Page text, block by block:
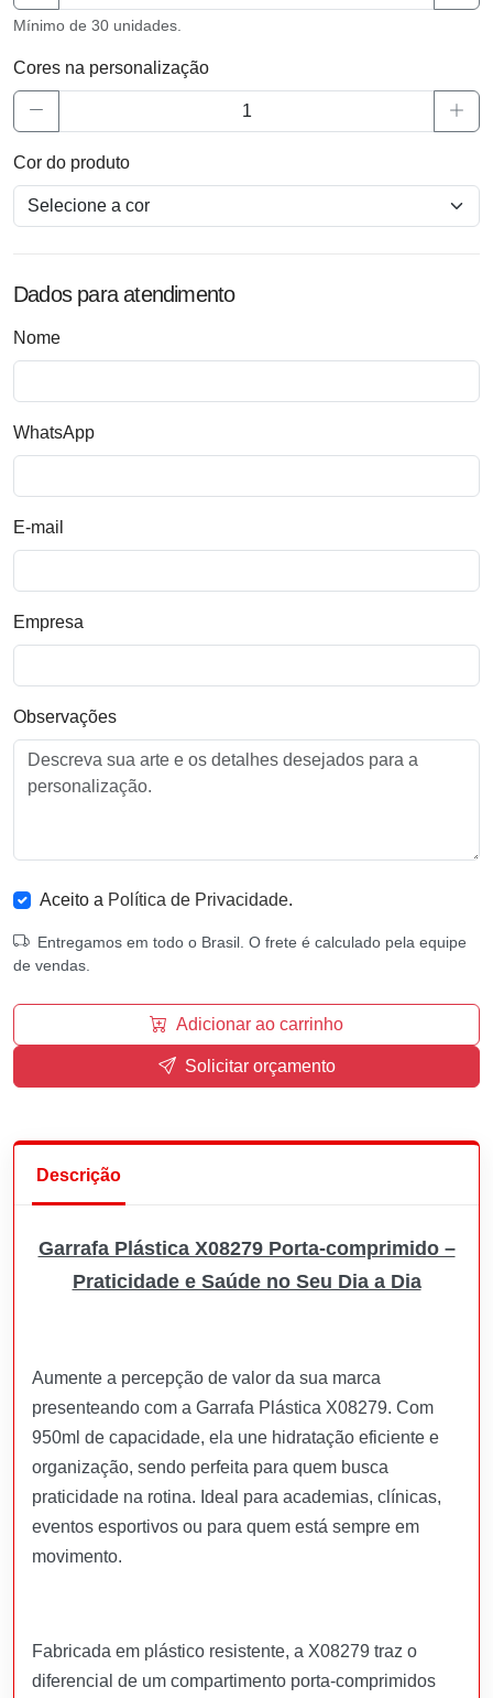
Mínimo de 30 unidades.
Cores na personalização
Cor do produto
Dados para atendimento
Nome
WhatsApp
E-mail
Empresa
Observações
Aceito a Política de Privacidade.
Entregamos em todo o Brasil. O frete é calculado pela equipe
de vendas.
Adicionar ao carrinho
Solicitar orçamento
Descrição
Garrafa Plástica X08279 Porta-comprimido –
Praticidade e Saúde no Seu Dia a Dia
Aumente a percepção de valor da sua marca
presenteando com a Garrafa Plástica X08279. Com
950ml de capacidade, ela une hidratação eficiente e
organização, sendo perfeita para quem busca
praticidade na rotina. Ideal para academias, clínicas,
eventos esportivos ou para quem está sempre em
movimento.
Fabricada em plástico resistente, a X08279 traz o
diferencial de um compartimento porta-comprimidos